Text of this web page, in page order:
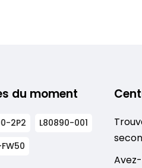
du moment
2P2
L80890-001